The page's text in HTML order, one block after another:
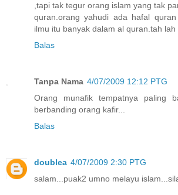
,tapi tak tegur orang islam yang tak
quran.orang yahudi ada hafal
ilmu itu banyak dalam al quran.tah lah
Balas
Tanpa Nama 4/07/2009 12:12 PTG
Orang munafik tempatnya paling
berbanding orang kafir...
Balas
doublea 4/07/2009 2:30 PTG
salam...puak2 umno melayu